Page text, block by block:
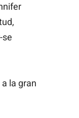
se
la gran